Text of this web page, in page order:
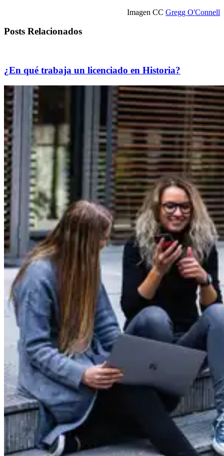
Imagen CC Gregg O'Connell
Posts Relacionados
¿En qué trabaja un licenciado en Historia?